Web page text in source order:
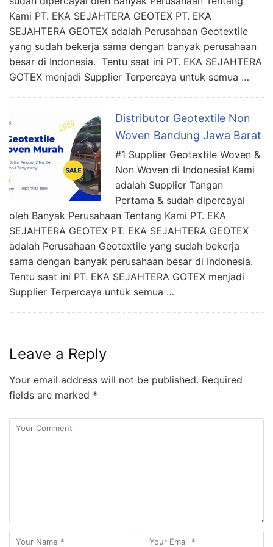
Kami PT. EKA SEJAHTERA GEOTEX PT. EKA
SEJAHTERA GEOTEX adalah Perusahaan Geotextile
yang sudah bekerja sama dengan banyak perusahaan
besar di Indonesia. Tentu saat ini PT. EKA SEJAHTERA
GOTEX menjadi Supplier Terpercaya untuk semua …
Distributor Geotextile Non
Woven Bandung Jawa Barat
#1 Supplier Geotextile Woven &
Non Woven di Indonesia! Kami
adalah Supplier Tangan
Pertama & sudah dipercayai
oleh Banyak Perusahaan Tentang Kami PT. EKA
SEJAHTERA GEOTEX PT. EKA SEJAHTERA GEOTEX
adalah Perusahaan Geotextile yang sudah bekerja
sama dengan banyak perusahaan besar di Indonesia.
Tentu saat ini PT. EKA SEJAHTERA GOTEX menjadi
Supplier Terpercaya untuk semua …
Leave a Reply
Your email address will not be published. Required
fields are marked *